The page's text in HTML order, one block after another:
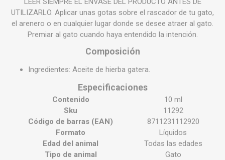
UTILIZARLO. Aplicar unas gotas sobre el rascador de tu gato,
el arenero o en cualquier lugar donde se desee atraer al gato.
Premiar al gato cuando haya entendido la intención.
Composición
Ingredientes: Aceite de hierba gatera.
Especificaciones
Contenido
10 ml
Sku
11292
Código de barras (EAN)
8711231112920
Formato
Líquidos
Edad del animal
Todas las edades
Tipo de animal
Gato